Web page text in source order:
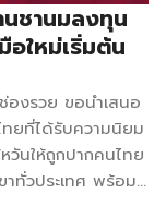
ชานมลงทุน
อใหม่เริ่มต้น
งรวย ขอนำเสนอ
ยที่ได้รับความนิยม
นให้ถูกปากคนไทย
ทั่วประเทศ พร้อม